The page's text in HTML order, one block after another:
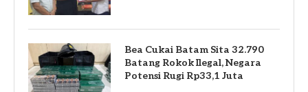
Bea Cukai Batam Sita 32.790
Batang Rokok Ilegal, Negara
Potensi Rugi Rp33,1 Juta